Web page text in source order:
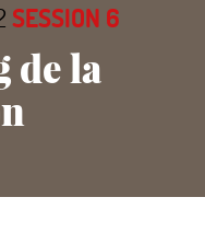
SESSION 6
de la